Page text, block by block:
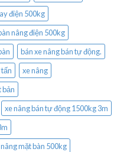
điện 500kg
nâng điện 500kg
bán xe nâng bán tự động.
xe nâng
bản
xe nâng bán tự động 1500kg 3m
mặt bàn 500kg